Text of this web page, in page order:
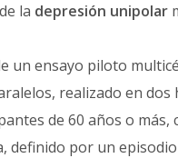
la depresión unipolar
un ensayo piloto
realizado en dos
de 60 años o más,
definido por un